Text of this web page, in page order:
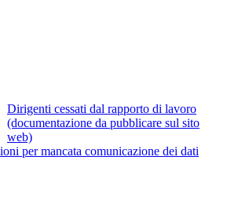
Dirigenti cessati dal rapporto di lavoro
(documentazione da pubblicare sul sito
web)
per mancata comunicazione dei dati